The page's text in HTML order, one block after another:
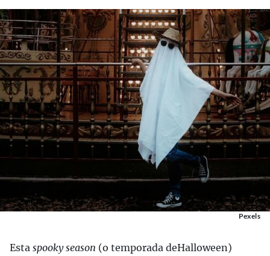
Pexels
Esta spooky season (o temporada deHalloween)